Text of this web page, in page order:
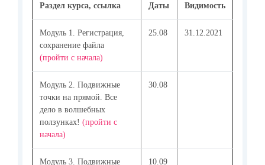
Раздел курса, ссылка Даты Видимость
Модуль 1. Регистрация,
сохранение файла
(пройти с начала)
25.08 31.12.2021
Модуль 2. Подвижные
точки на прямой. Все
дело в волшебных
ползунках! (пройти с
начала)
30.08
Модуль 3. Подвижные
10.09